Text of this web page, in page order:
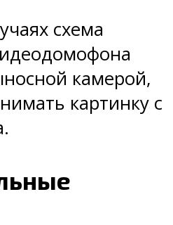
схема
камерой,
картинку с